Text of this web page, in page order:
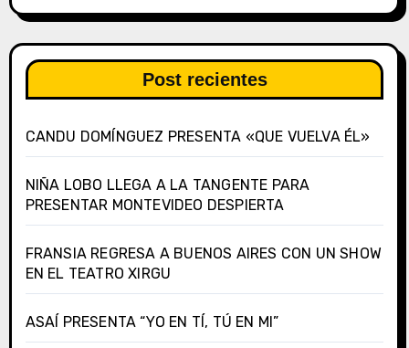
Post recientes
CANDU DOMÍNGUEZ PRESENTA «QUE VUELVA ÉL»
NIÑA LOBO LLEGA A LA TANGENTE PARA
PRESENTAR MONTEVIDEO DESPIERTA
FRANSIA REGRESA A BUENOS AIRES CON UN SHOW
EN EL TEATRO XIRGU
ASAÍ PRESENTA “YO EN TÍ, TÚ EN MI”